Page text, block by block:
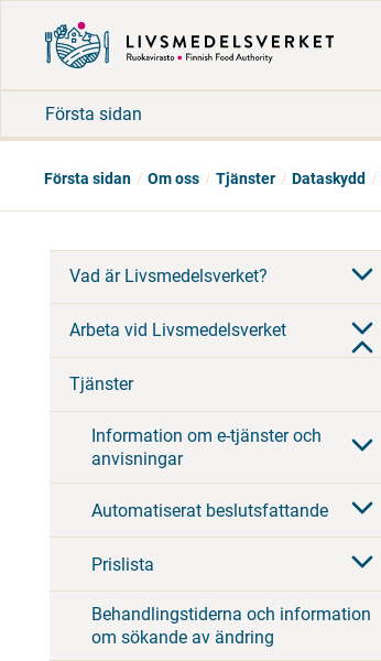
Första sidan
Första sidan Om oss Tjänster Dataskydd
Vad är Livsmedelsverket?
Arbeta vid Livsmedelsverket
Tjänster
Information om e-tjänster och
anvisningar
Automatiserat beslutsfattande
Prislista
Behandlingstiderna och information
om sökande av ändring